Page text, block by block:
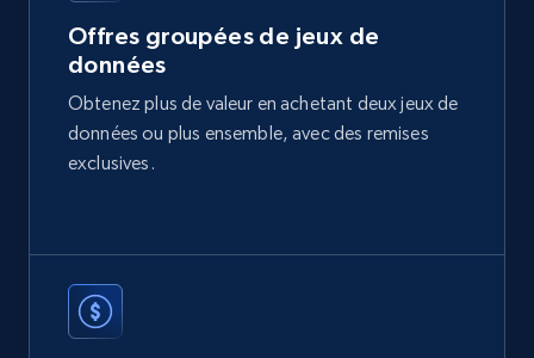
Etsy
URL, Product id, Listing inventory id, Title, Rating,
Reviews count shop, Reviews count item, Initial
price, and more.
1.9K+
Offres groupées de jeux de
données
Obtenez plus de valeur en achetant deux jeux de
données ou plus ensemble, avec des remises
exclusives.